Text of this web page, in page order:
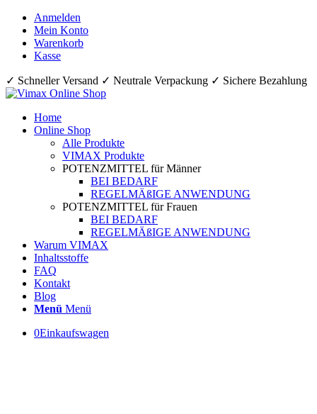
Anmelden
Mein Konto
Warenkorb
Kasse
✓ Schneller Versand ✓ Neutrale Verpackung ✓ Sichere Bezahlung
Home
Online Shop
Alle Produkte
VIMAX Produkte
POTENZMITTEL für Männer
BEI BEDARF
REGELMÄßIGE ANWENDUNG
POTENZMITTEL für Frauen
BEI BEDARF
REGELMÄßIGE ANWENDUNG
Warum VIMAX
Inhaltsstoffe
FAQ
Kontakt
Blog
Menü Menü
0Einkaufswagen